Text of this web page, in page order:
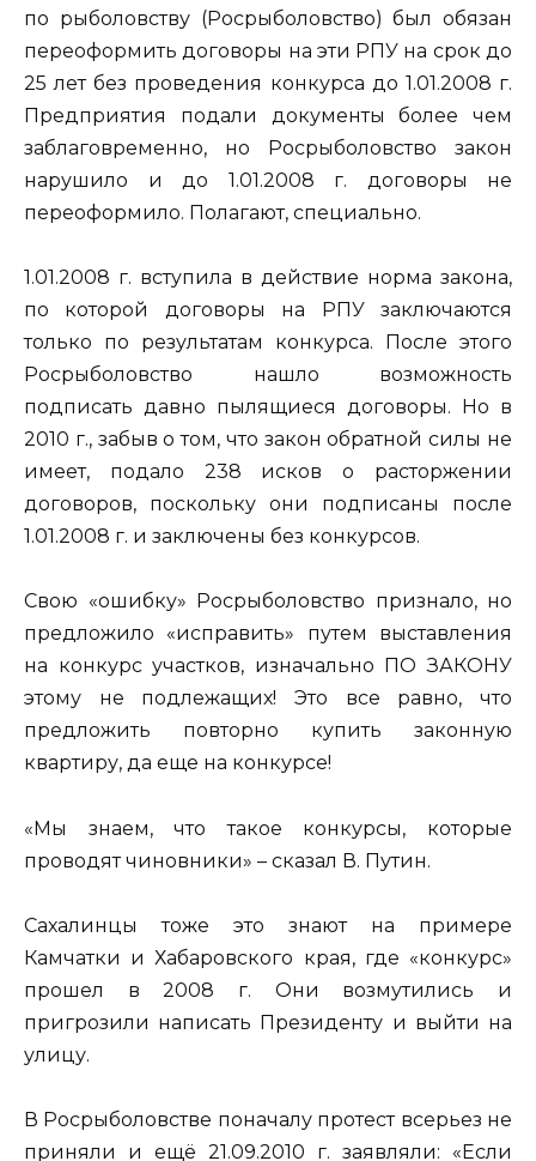
по рыболовству (Росрыболовство) был обязан
переоформить договоры на эти РПУ на срок до
25 лет без проведения конкурса до 1.01.2008 г.
Предприятия подали документы более чем
заблаговременно, но Росрыболовство закон
нарушило и до 1.01.2008 г. договоры не
переоформило. Полагают, специально.
1.01.2008 г. вступила в действие норма закона,
по которой договоры на РПУ заключаются
только по результатам конкурса. После этого
Росрыболовство нашло возможность
подписать давно пылящиеся договоры. Но в
2010 г., забыв о том, что закон обратной силы не
имеет, подало 238 исков о расторжении
договоров, поскольку они подписаны после
1.01.2008 г. и заключены без конкурсов.
Свою «ошибку» Росрыболовство признало, но
предложило «исправить» путем выставления
на конкурс участков, изначально ПО ЗАКОНУ
этому не подлежащих! Это все равно, что
предложить повторно купить законную
квартиру, да еще на конкурсе!
«Мы знаем, что такое конкурсы, которые
проводят чиновники» – сказал В. Путин.
Сахалинцы тоже это знают на примере
Камчатки и Хабаровского края, где «конкурс»
прошел в 2008 г. Они возмутились и
пригрозили написать Президенту и выйти на
улицу.
В Росрыболовстве поначалу протест всерьез не
приняли и ещё 21.09.2010 г. заявляли: «Если